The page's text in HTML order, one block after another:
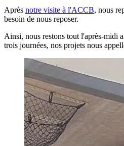
Après notre visite à l'ACCB, nous
besoin de nous reposer.
Ainsi, nous restons tout l'après-midi
trois journées, nos projets nous